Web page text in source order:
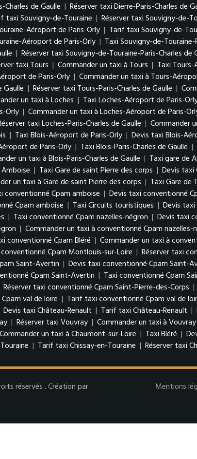
de Gaulle | Réserver taxi Dierre-Paris-Charles de
taxi Souvigny-de-Touraine | Réserver taxi Souvigny-de-
Aéroport de Paris-Orly | Tarif taxi Souvigny-de-
Aéroport de Paris-Orly | Taxi Souvigny-de-Touraine-
| Réserver taxi Souvigny-de-Touraine-Paris-Charles de
taxi Tours | Commander un taxi à Tours | Taxi
de Paris-Orly | Commander un taxi à Tours-
Gaulle | Réserver taxi Tours-Paris-Charles de Gaulle |
un taxi à Loches | Taxi Loches-Aéroport de Paris-
Orly | Commander un taxi à Loches-Aéroport de Paris-
taxi Loches-Paris-Charles de Gaulle | Commander
| Taxi Blois-Aéroport de Paris-Orly | Devis taxi Blois-
de Paris-Orly | Taxi Blois-Paris-Charles de Gaulle |
un taxi à Blois-Paris-Charles de Gaulle | Taxi gare de
| Taxi Gare de saint Pierre des corps | Devis taxi
un taxi à Gare de saint Pierre des corps | Taxi Gare de
conventionné Cpam amboise | Devis taxi conventionné
Cpam amboise | Taxi Circuits touristiques | Devis
| Taxi conventionné Cpam nazelles-négron | Devis taxi
| Commander un taxi à conventionné Cpam nazelles-
conventionné Cpam Bléré | Commander un taxi à
Cpam Montlouis-sur-Loire | Réserver taxi
Saint-Avertin | Devis taxi conventionné Cpam Saint-
Cpam Saint-Avertin | Taxi conventionné Cpam
Réserver taxi conventionné Cpam Saint-Pierre-des-Corps |
val de loire | Tarif taxi conventionné Cpam val de
Devis taxi Château-Renault | Tarif taxi Château-Renault |
| Réserver taxi Vouvray | Commander un taxi à Vouvray
Commander un taxi à Chaumont-sur-Loire | Taxi Bléré |
| Tarif taxi Chissay-en-Touraine | Réserver taxi
réservés . Création par Mentions